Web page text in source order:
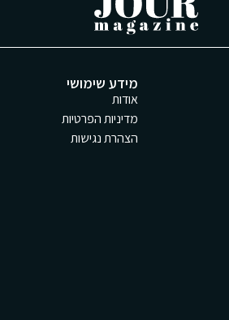
מידע שימושי
אודות
מדיניות הפרטיות
הצהרת נגישות